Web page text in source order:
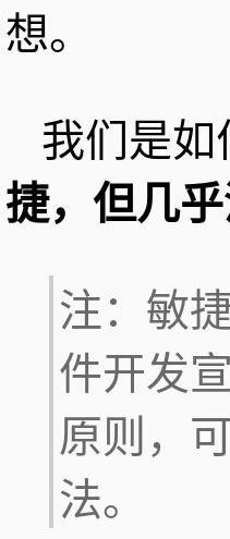
想。
我们是如
捷，但几
注：敏
件开发
原则，
法。